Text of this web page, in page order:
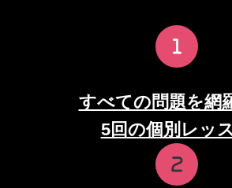
すべての問題を網
5回の個別レッ